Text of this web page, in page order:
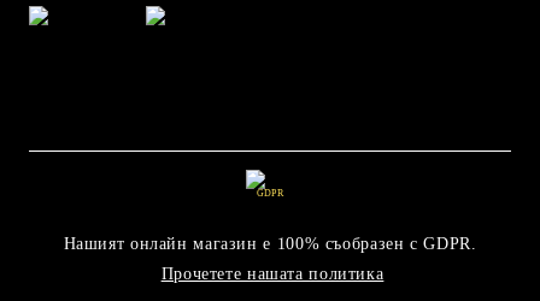
GDPR
Нашият онлайн магазин е 100% съобразен с GDPR.
Прочетете нашата политика